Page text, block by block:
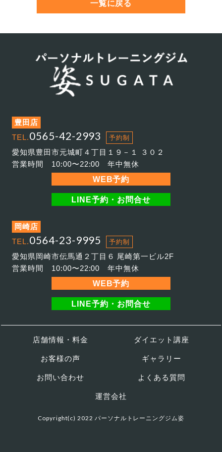
一覧に戻る
豊田店
TEL.0565-42-2993 予約制
愛知県豊田市元城町４丁目１９－１ ３０２
営業時間 10:00〜22:00 年中無休
WEB予約
LINE予約・お問合せ
岡崎店
TEL.0564-23-9995 予約制
愛知県岡崎市伝馬通２丁目６ 尾崎第一ビル2F
営業時間 10:00〜22:00 年中無休
WEB予約
LINE予約・お問合せ
店舗情報・料金 ダイエット講座
お客様の声 ギャラリー
お問い合わせ よくある質問
運営会社
Copyright(c) 2022 パーソナルトレーニングジム姿